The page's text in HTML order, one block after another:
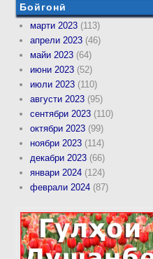
Бойгонӣ
марти 2023 (113)
апрели 2023 (46)
майи 2023 (64)
июни 2023 (52)
июли 2023 (110)
августи 2023 (95)
сентябри 2023 (110)
октябри 2023 (99)
ноябри 2023 (114)
декабри 2023 (66)
январи 2024 (124)
феврали 2024 (87)